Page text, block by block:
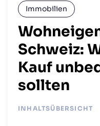
Immobilien
Schweiz:
Kauf
sollten
INHALTSÜBERSICHT